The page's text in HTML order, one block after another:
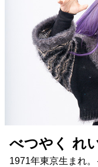
べつやく れ
1971年東京生まれ